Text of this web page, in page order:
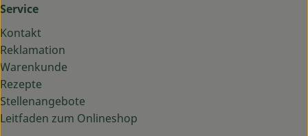
Service
Kontakt
Reklamation
Warenkunde
Rezepte
Stellenangebote
Leitfaden zum Onlineshop